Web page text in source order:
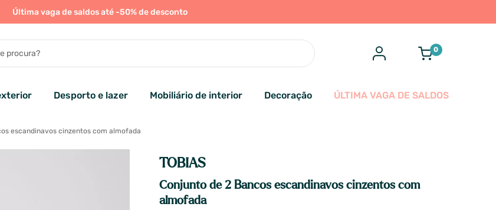
Última vaga de saldos até -50% de desconto
0
Desporto e lazer Mobiliário de interior Decoração ÚLTIMA VAGA DE SALDOS
escandinavos cinzentos com almofada
TOBIAS
Conjunto de 2 Bancos escandinavos cinzentos com
almofada